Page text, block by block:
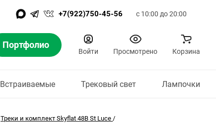
+7(922)750-45-56 с 10:00 до 20:00
Портфолио
Войти Просмотрено Корзина
Встраиваемые Трековый свет Лампочки
Треки и комплект Skyflat 48В St Luce /